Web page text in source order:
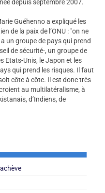
depuis septembre 2007.
Guéhenno a expliqué les
de la paix de l’ONU : "on ne
un groupe de pays qui prend
de sécurité-, un groupe de
Etats-Unis, le Japon et les
qui prend les risques. Il faut
côte à côte. Il est donc très
au multilatéralisme, à
d’Indiens, de